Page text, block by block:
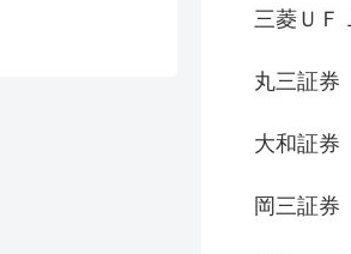
三菱ＵＦ
丸三証券
大和証券
岡三証券